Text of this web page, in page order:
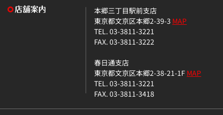
本郷三丁目駅前支店
東京都文京区本郷2-39-3 MAP
TEL. 03-3811-3221
FAX. 03-3811-3222
春日通支店
東京都文京区本郷2-38-21-1FMAP
TEL. 03-3811-3221
FAX. 03-3811-3418